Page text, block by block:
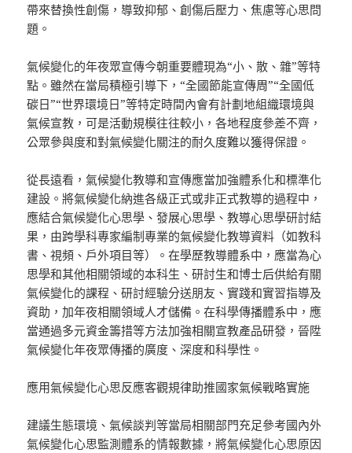
帶來替換性創傷，導致抑郁、創傷后壓力、焦慮等心思問
題。
氣候變化的年夜眾宣傳今朝重要體現為“小、散、雜”等特
點。雖然在當局積極引導下，“全國節能宣傳周”“全國低
碳日”“世界環境日”等特定時間內會有計劃地組織環境與
氣候宣教，可是活動規模往往較小，各地程度參差不齊，
公眾參與度和對氣候變化關注的耐久度難以獲得保證。
從長遠看，氣候變化教導和宣傳應當加強體系化和標準化
建設。將氣候變化納進各級正式或非正式教導的過程中，
應結合氣候變化心思學、發展心思學、教導心思學研討結
果，由跨學科專家編制專業的氣候變化教導資料（如教科
書、視頻、戶外項目等）。在學歷教導體系中，應當為心
思學和其他相關領域的本科生、研討生和博士后供給有關
氣候變化的課程、研討經驗分送朋友、實踐和實習指導及
資助，加年夜相關領域人才儲備。在科學傳播體系中，應
當通過多元資金籌措等方法加強相關宣教產品研發，晉陞
氣候變化年夜眾傳播的廣度、深度和科學性。
應用氣候變化心思反應客觀規律助推國家氣候戰略實施
建議生態環境、氣候談判等當局相關部門充足參考國內外
氣候變化心思監測體系的情報數據，將氣候變化心思原因